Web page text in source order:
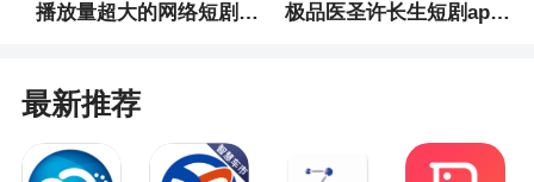
播放量超大的网络短剧app合集 极品医圣许长生短剧app合集
最新推荐